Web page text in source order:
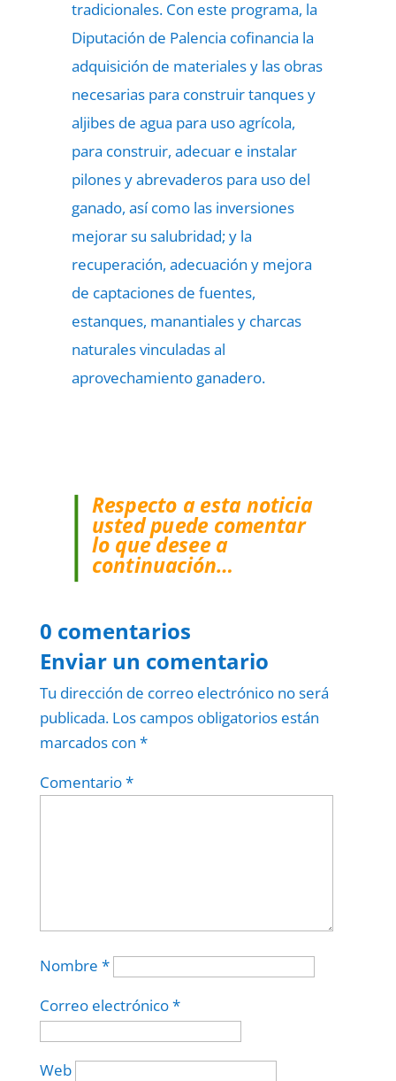
tradicionales. Con este programa, la
Diputación de Palencia cofinancia la
adquisición de materiales y las obras
necesarias para construir tanques y
aljibes de agua para uso agrícola,
para construir, adecuar e instalar
pilones y abrevaderos para uso del
ganado, así como las inversiones
mejorar su salubridad; y la
recuperación, adecuación y mejora
de captaciones de fuentes,
estanques, manantiales y charcas
naturales vinculadas al
aprovechamiento ganadero.
Respecto a esta noticia
usted puede comentar
lo que desee a
continuación…
0 comentarios
Enviar un comentario
Tu dirección de correo electrónico no será
publicada. Los campos obligatorios están
marcados con *
Comentario*
Nombre *
Correo electrónico*
Web